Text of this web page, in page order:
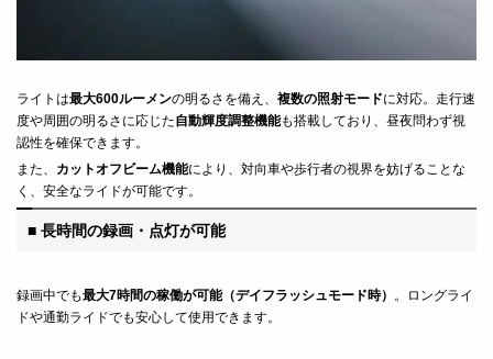
ライトは最大600ルーメンの明るさを備え、 複数の照射モードに対応。走行速
度や周囲の明るさに応じた自動輝度調整機能も搭載しており、昼夜問わず視
認性を確保できます。
また、 カットオフビーム機能により、対向車や歩行者の視界を妨げることな
く、安全なライドが可能です。
■ 長時間の録画・点灯が可能
録画中でも最大7時間の稼働が可能（デイフラッシュモード時） 。ロングライ
ドや通勤ライドでも安心して使用できます。